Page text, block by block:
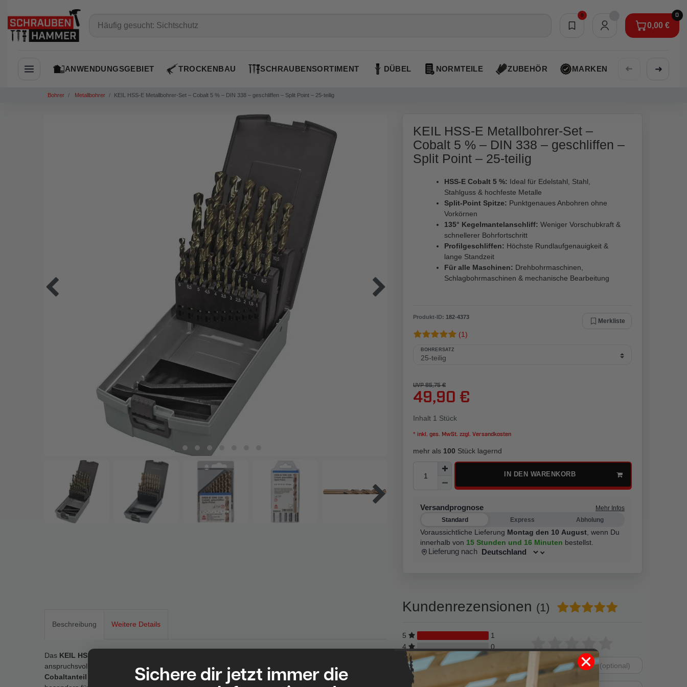
0
Merkliste
0
0,00 €
0,00 €
Navigation öffnen
ANWENDUNGSGEBIET TROCKENBAU SCHRAUBENSORTIMENT DÜBEL NORMTEILE ZUBEHÖR MARKEN AKTIONEN
➜ ➜
Bohrer Metallbohrer KEIL HSS-E Metallbohrer-Set – Cobalt 5 % – DIN 338 – geschliffen – Split Point – 25-teilig
KEIL HSS-E Metallbohrer-Set –
Cobalt 5 % – DIN 338 – geschliffen –
Split Point – 25-teilig
HSS-E Cobalt 5 %: Ideal für Edelstahl, Stahl,
Stahlguss & hochfeste Metalle
Split-Point Spitze: Punktgenaues Anbohren ohne
Vorkörnen
135° Kegelmantelanschliff: Weniger Vorschubkraft &
schnellerer Bohrfortschritt
Profilgeschliffen: Höchste Rundlaufgenauigkeit &
lange Standzeit
Für alle Maschinen: Drehbohrmaschinen,
Schlagbohrmaschinen & mechanische Bearbeitung
Produkt-ID: 182-4373
Merkliste
(1)
BOHRERSATZ
UVP 85,75 €
49,90 €
Inhalt 1 Stück
* inkl. ges. MwSt. zzgl. Versandkosten
mehr als 100 Stück lagernd
IN DEN WARENKORB
Versandprognose
Mehr Infos
Standard
Express Abholung
Voraussichtliche Lieferung Montag den 10 August wenn Du
innerhalb von 15 Stunden und 16 Minuten bestellst.
Lieferung nach
Beschreibung Weitere Details
Das KEIL HSS-E Metallbohrer-Set DIN 338 Cobalt
anspruchsvolle Anwendungen in Metall, Edelstahl und hochfesten Werkstoffen. Durch den5-%igen
Cobaltanteil im Schneidstoff verfügen die Bohrer über eine sehr hohe Warmfestigkeit und eignen sich
Kundenrezensionen (1)
5
1
4
0
3
0
von
von
5
von
5
von
von
Sichere dir jetzt immer die